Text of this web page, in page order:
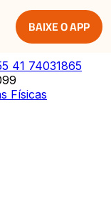
BAIXE O APP
41 74031865
Físicas